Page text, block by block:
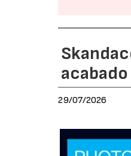
29/07/2026